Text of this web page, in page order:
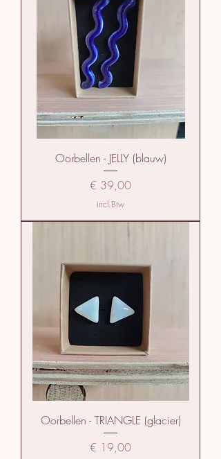
Oorbellen - JELLY (blauw)
Prijs
€ 39,00
incl.Btw
Oorbellen - TRIANGLE (glacier)
Prijs
€ 19,00